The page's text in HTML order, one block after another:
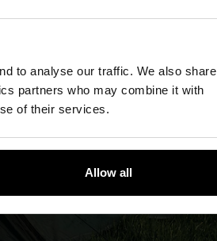
to analyse our traffic. We also share
partners who may combine it with
of their services.
Allow all